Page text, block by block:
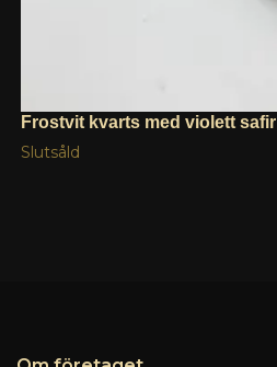
Frostvit kvarts med violett safir
Slutsåld